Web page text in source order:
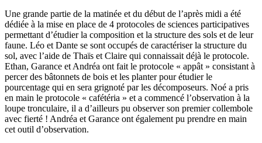
Une grande partie de la matinée et du début de l’après midi a été
dédiée à la mise en place de 4 protocoles de sciences participatives
permettant d’étudier la composition et la structure des sols et de leur
faune. Léo et Dante se sont occupés de caractériser la structure du
sol, avec l’aide de Thaïs et Claire qui connaissait déjà le protocole.
Ethan, Garance et Andréa ont fait le protocole « appât » consistant à
percer des bâtonnets de bois et les planter pour étudier le
pourcentage qui en sera grignoté par les décomposeurs. Noé a pris
en main le protocole « cafétéria » et a commencé l’observation à la
loupe tronculaire, il a d’ailleurs pu observer son premier collembole
avec fierté ! Andréa et Garance ont également pu prendre en main
cet outil d’observation.